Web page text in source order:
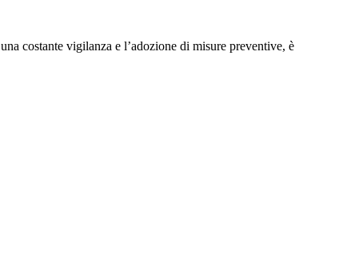
costante vigilanza e l’adozione di misure preventive, è